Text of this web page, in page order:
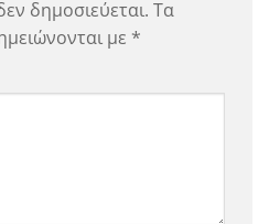
δημοσιεύεται. Τα
με *